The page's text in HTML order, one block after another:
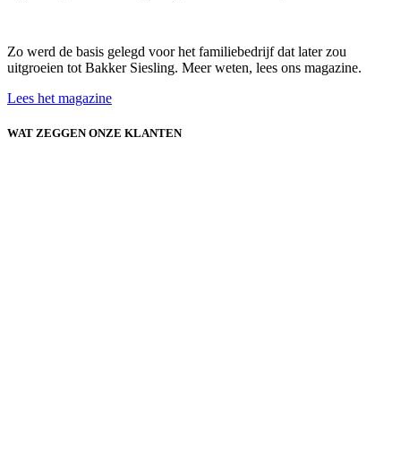
Zo werd de basis gelegd voor het familiebedrijf dat later zou
uitgroeien tot Bakker Siesling. Meer weten, lees ons magazine.
Lees het magazine
WAT ZEGGEN ONZE KLANTEN